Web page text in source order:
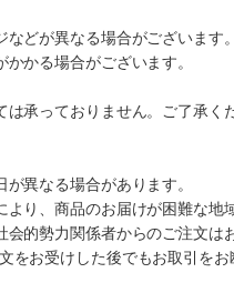
どが異なる場合がございます。
かる場合がございます。
承っておりません。ご了承く
異なる場合があります。
り、商品のお届けが困難な地
的勢力関係者からのご注文
お受けした後でもお取引を